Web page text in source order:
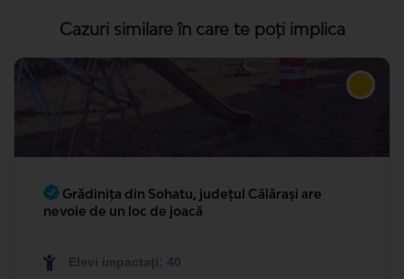
Cazuri similare în care te poți implica
Grădinița din Sohatu, județul Călărași are
nevoie de un loc de joacă
Elevi impactați: 40